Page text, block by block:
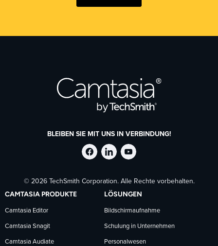
BLEIBEN SIE MIT UNS IN VERBINDUNG!
TechSmith
auf
Facebook
folgen
TechSmith
auf
LinkedIn
folgen
TechSmith
auf
YouTube
folgen
© 2026 TechSmith Corporation. Alle Rechte vorbehalten.
CAMTASIA PRODUKTE
Camtasia Editor
Camtasia Snagit
Camtasia Audiate
LÖSUNGEN
Bildschirmaufnahme
Schulung in Unternehmen
Personalwesen